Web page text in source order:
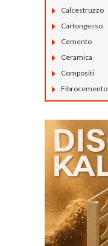
Calcestruzzo
Cartongesso
Cemento
Ceramica
Compositi
Fibrocemento